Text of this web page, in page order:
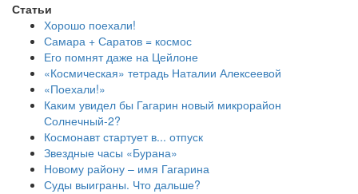
Статьи
Хорошо поехали!
Самара + Саратов = космос
Его помнят даже на Цейлоне
«Космическая» тетрадь Наталии Алексеевой
«Поехали!»
Каким увидел бы Гагарин новый микрорайон
Солнечный-2?
Космонавт стартует в... отпуск
Звездные часы «Бурана»
Новому району – имя Гагарина
Суды выиграны. Что дальше?